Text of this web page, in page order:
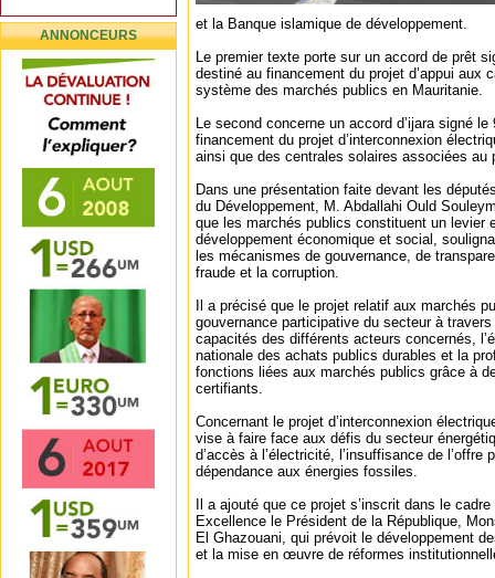
ANNONCEURS
et la Banque islamique de développement.
Le premier texte porte sur un accord de prêt
destiné au financement du projet d’appui aux
système des marchés publics en Mauritanie.
Le second concerne un accord d’ijara signé
financement du projet d’interconnexion
ainsi que des centrales solaires associées au
Dans une présentation faite devant les
du Développement, M. Abdallahi Ould
que les marchés publics constituent un levier
développement économique et social,
les mécanismes de gouvernance, de
fraude et la corruption.
Il a précisé que le projet relatif aux marchés
gouvernance participative du secteur à
capacités des différents acteurs concernés,
nationale des achats publics durables et la
fonctions liées aux marchés publics grâce à
certifiants.
Concernant le projet d’interconnexion
vise à faire face aux défis du secteur
d’accès à l’électricité, l’insuffisance de l’offre
dépendance aux énergies fossiles.
Il a ajouté que ce projet s’inscrit dans le
Excellence le Président de la République,
El Ghazouani, qui prévoit le développement
et la mise en œuvre de réformes